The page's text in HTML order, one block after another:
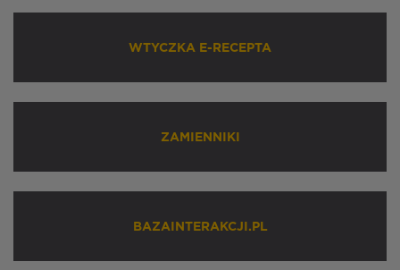
WTYCZKA E-RECEPTA
ZAMIENNIKI
BAZAINTERAKCJI.PL